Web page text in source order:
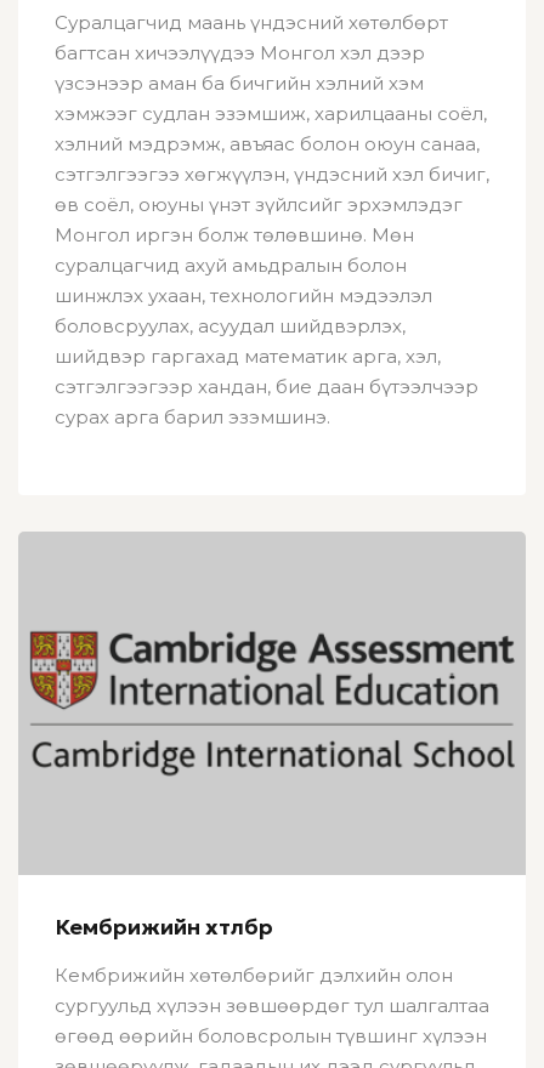
Суралцагчид маань үндэсний хөтөлбөрт
багтсан хичээлүүдээ Монгол хэл дээр
үзсэнээр аман ба бичгийн хэлний хэм
хэмжээг судлан эзэмшиж, харилцааны соёл,
хэлний мэдрэмж, авъяас болон оюун санаа,
сэтгэлгээгээ хөгжүүлэн, үндэсний хэл бичиг,
өв соёл, оюуны үнэт зүйлсийг эрхэмлэдэг
Монгол иргэн болж төлөвшинө. Мөн
суралцагчид ахуй амьдралын болон
шинжлэх ухаан, технологийн мэдээлэл
боловсруулах, асуудал шийдвэрлэх,
шийдвэр гаргахад математик арга, хэл,
сэтгэлгээгээр хандан, бие даан бүтээлчээр
сурах арга барил эзэмшинэ.
Кембрижийн хөтөлбөр
Кембрижийн хөтөлбөрийг дэлхийн олон
сургуульд хүлээн зөвшөөрдөг тул шалгалтаа
өгөөд өөрийн боловсролын түвшинг хүлээн